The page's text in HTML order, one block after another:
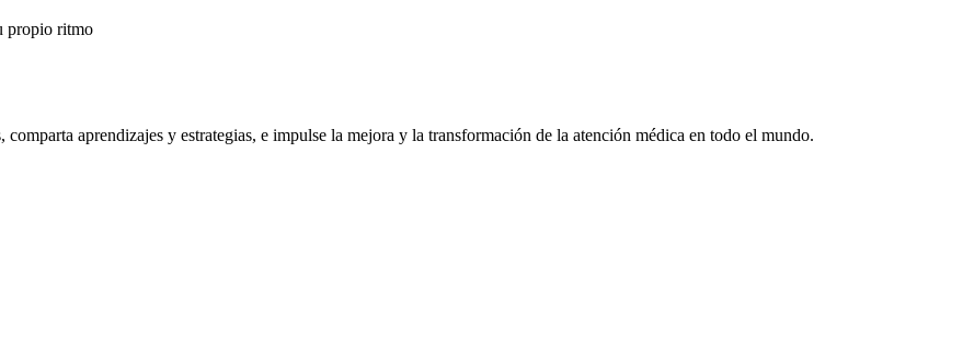
propio ritmo
aprendizajes y estrategias, e impulse la mejora y la transformación de la atención médica en todo el mundo.